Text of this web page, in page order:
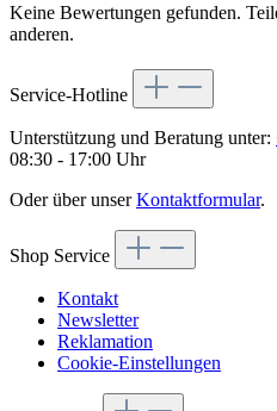
Keine Bewertungen gefunden.
anderen.
Service-Hotline
Unterstützung und Beratung unter:
08:30 - 17:00 Uhr
Oder über unserKontaktformular.
Shop Service
Kontakt
Newsletter
Reklamation
Cookie-Einstellungen